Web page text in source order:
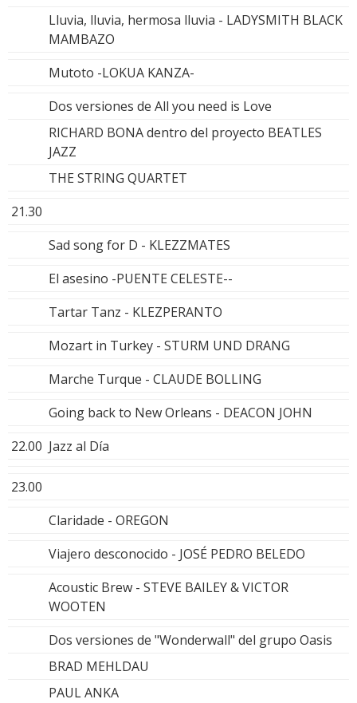
Lluvia, lluvia, hermosa lluvia - LADYSMITH BLACK
MAMBAZO
Mutoto -LOKUA KANZA-
Dos versiones de All you need is Love
RICHARD BONA dentro del proyecto BEATLES
JAZZ
THE STRING QUARTET
21.30
Sad song for D - KLEZZMATES
El asesino -PUENTE CELESTE--
Tartar Tanz - KLEZPERANTO
Mozart in Turkey - STURM UND DRANG
Marche Turque - CLAUDE BOLLING
Going back to New Orleans - DEACON JOHN
22.00 Jazz al Día
23.00
Claridade - OREGON
Viajero desconocido - JOSÉ PEDRO BELEDO
Acoustic Brew - STEVE BAILEY & VICTOR
WOOTEN
Dos versiones de "Wonderwall" del grupo Oasis
BRAD MEHLDAU
PAUL ANKA